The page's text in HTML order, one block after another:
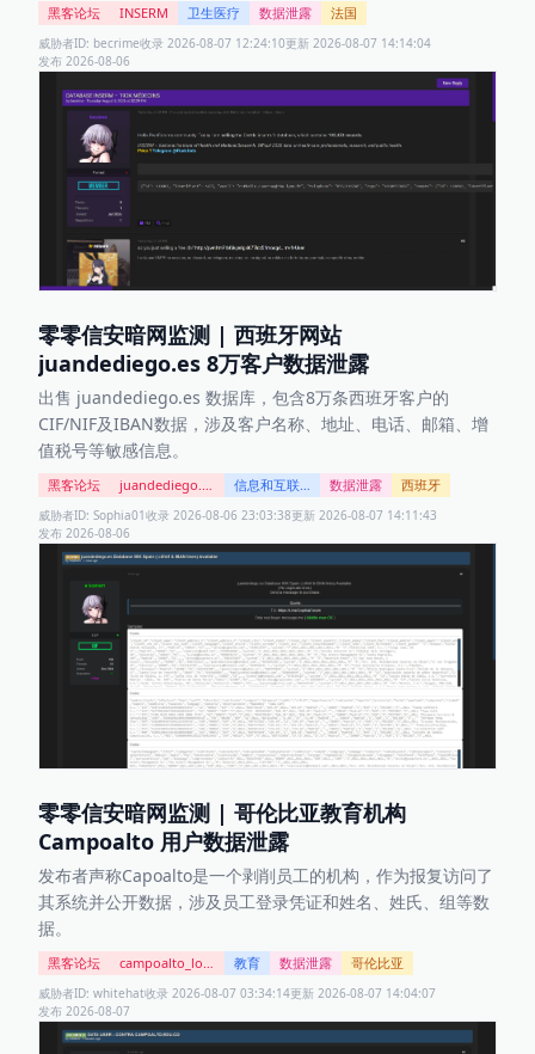
号、地址等。
黑客论坛 INSERM 卫生医疗 数据泄露 法国
威胁者ID: becrime收录 2026-08-07 12:24:10更新 2026-08-07 14:14:04
发布 2026-08-06
零零信安暗网监测 | 西班牙网站
juandediego.es 8万客户数据泄露
出售 juandediego.es 数据库，包含8万条西班牙客户的
CIF/NIF及IBAN数据，涉及客户名称、地址、电话、邮箱、增
值税号等敏感信息。
黑客论坛 juandediego.es Database 信息和互联网科技 数据泄露 西班牙
威胁者ID: Sophia01收录 2026-08-06 23:03:38更新 2026-08-07 14:11:43
发布 2026-08-06
零零信安暗网监测 | 哥伦比亚教育机构
Campoalto 用户数据泄露
发布者声称Capoalto是一个剥削员工的机构，作为报复访问了
其系统并公开数据，涉及员工登录凭证和姓名、姓氏、组等数
据。
黑客论坛 campoalto_login_pass.txt 教育 数据泄露 哥伦比亚
威胁者ID: whitehat收录 2026-08-07 03:34:14更新 2026-08-07 14:04:07
发布 2026-08-07